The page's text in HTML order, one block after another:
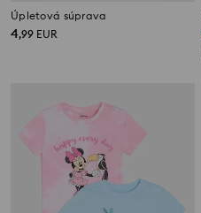
Úpletová súprava
4,99 EUR